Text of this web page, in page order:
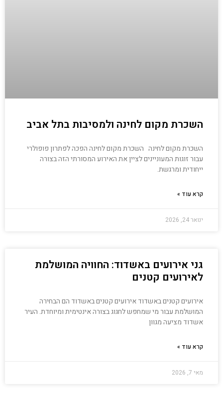
השכרת מקום לחינה ולמסיבות בתל אביב
השכרת מקום לחינה השכרת מקום לחינה הפכה לפתרון פופולרי
עבור זוגות המעוניינים לציין את האירוע המסורתי הזה בצורה
ייחודית ומרגשת.
קרא עוד »
ינואר 24, 2026
גני אירועים באשדוד: החוויה המושלמת
לאירועים קטנים
אירועים קטנים באשדוד אירועים קטנים באשדוד הם הבחירה
המושלמת עבור מי שמחפש לחגוג בצורה אינטימית ומיוחדת. העיר
אשדוד מציעה מגוון
קרא עוד »
מאי 7, 2026